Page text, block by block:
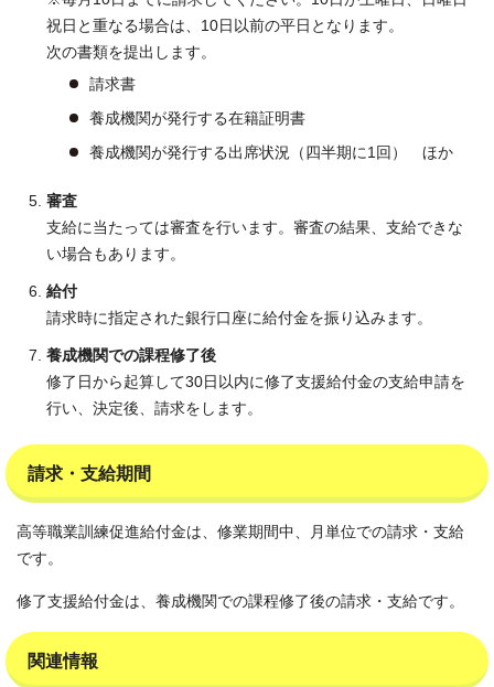
祝日と重なる場合は、10日以前の平日となります。
次の書類を提出します。
請求書
養成機関が発行する在籍証明書
養成機関が発行する出席状況（四半期に1回） ほか
審査
支給に当たっては審査を行います。審査の結果、支給できな
い場合もあります。
給付
請求時に指定された銀行口座に給付金を振り込みます。
養成機関での課程修了後
修了日から起算して30日以内に修了支援給付金の支給申請を
行い、決定後、請求をします。
請求・支給期間
高等職業訓練促進給付金は、修業期間中、月単位での請求・支給
です。
修了支援給付金は、養成機関での課程修了後の請求・支給です。
関連情報